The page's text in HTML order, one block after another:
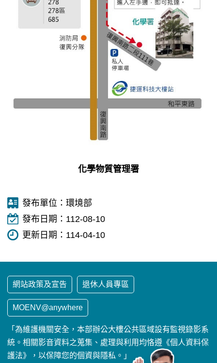
化學物質管理署
交
通
訊
捷
運
大
安
站
（
發布單位： 環境部
發布日期： 112-08-10
更新日期： 114-04-10
網站政策及宣告 退休人員專區
MOENV@anywhere
「為維護機關安全，本部辦公大樓公共區域設有監視錄影系
統。相關影音資料之蒐集、處理與利用均恪遵《個人資料保
護法》，以保障您的個資與隱私。」